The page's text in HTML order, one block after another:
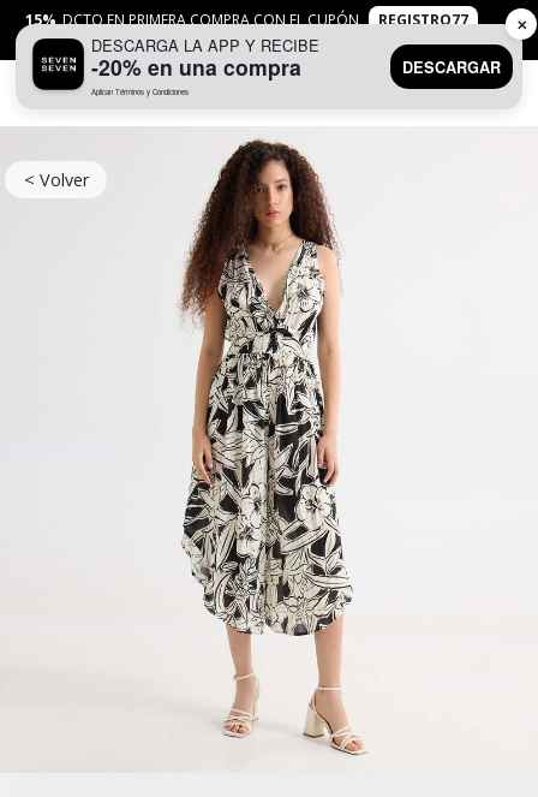
15% DCTO EN PRIMERA COMPRA CON EL CUPÓN
REGISTRO77
APLICANTYC
< Volver
DESCARGA LA APP Y RECIBE
-20% en una compra
Aplican Términos y Condiciones
DESCARGAR
✕